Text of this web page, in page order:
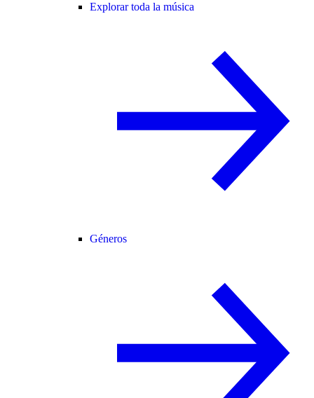
Explorar toda la música
Géneros